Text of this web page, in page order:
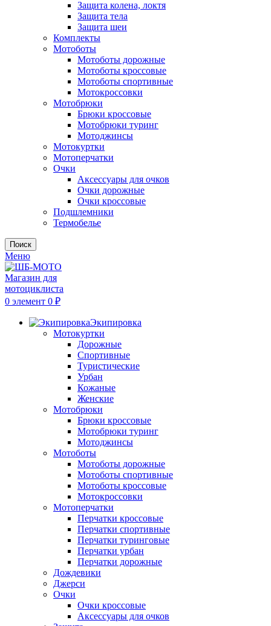
Защита колена, локтя
Защита тела
Защита шеи
Комплекты
Мотоботы
Мотоботы дорожные
Мотоботы кроссовые
Мотоботы спортивные
Мотокроссовки
Мотобрюки
Брюки кроссовые
Мотобрюки туринг
Мотоджинсы
Мотокуртки
Мотоперчатки
Очки
Аксессуары для очков
Очки дорожные
Очки кроссовые
Подшлемники
Термобелье
Поиск
Меню
0 элемент 0 ₽
Экипировка
Мотокуртки
Дорожные
Спортивные
Туристические
Урбан
Кожаные
Женские
Мотобрюки
Брюки кроссовые
Мотобрюки туринг
Мотоджинсы
Мотоботы
Мотоботы дорожные
Мотоботы спортивные
Мотоботы кроссовые
Мотокроссовки
Мотоперчатки
Перчатки кроссовые
Перчатки спортивные
Перчатки туринговые
Перчатки урбан
Перчатки дорожные
Дождевики
Джерси
Очки
Очки кроссовые
Аксессуары для очков